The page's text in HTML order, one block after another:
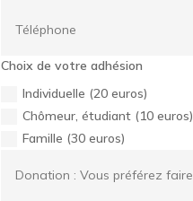
Choix de votre adhésion
Individuelle (20 euros)
Chômeur, étudiant (10 euros)
Famille (30 euros)